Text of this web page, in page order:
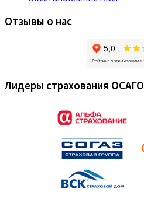
Отзывы о нас
Лидеры страхования ОСАГО